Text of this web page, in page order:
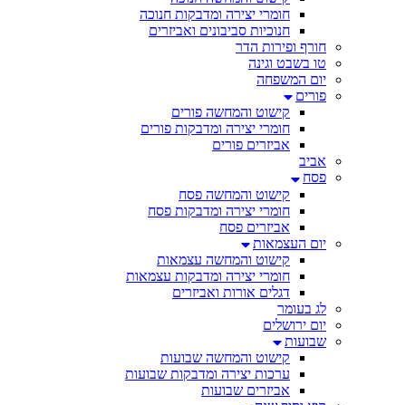
חומרי יצירה ומדבקות חנוכה
חנוכיות סביבונים ואביזרים
חורף ופירות הדר
טו בשבט וגינה
יום המשפחה
פורים
קישוט והמחשה פורים
חומרי יצירה ומדבקות פורים
אביזרים פורים
אביב
פסח
קישוט והמחשה פסח
חומרי יצירה ומדבקות פסח
אביזרים פסח
יום העצמאות
קישוט והמחשה עצמאות
חומרי יצירה ומדבקות עצמאות
דגלים אורות ואביזרים
לג בעומר
יום ירושלים
שבועות
קישוט והמחשה שבועות
ערכות יצירה ומדבקות שבועות
אביזרים שבועות